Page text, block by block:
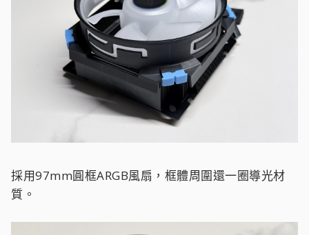
採用97mm圓框ARGB風扇，框體周圍還一圈導光材
質。